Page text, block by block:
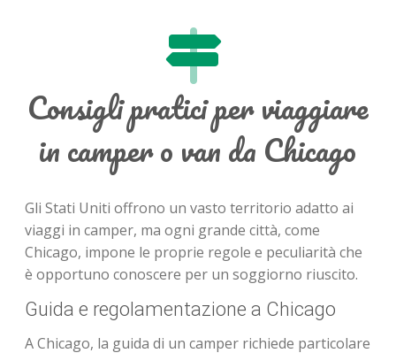
Consigli pratici per viaggiare
in camper o van da Chicago
Gli Stati Uniti offrono un vasto territorio adatto ai
viaggi in camper, ma ogni grande città, come
Chicago, impone le proprie regole e peculiarità che
è opportuno conoscere per un soggiorno riuscito.
Guida e regolamentazione a Chicago
A Chicago, la guida di un camper richiede particolare